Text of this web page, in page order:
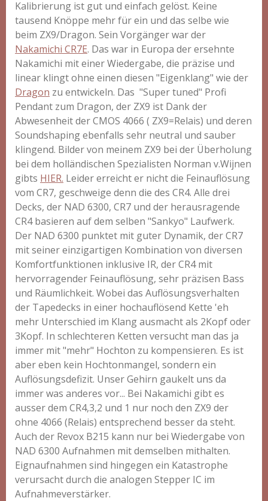
Kalibrierung ist gut und einfach gelöst. Keine
tausend Knöppe mehr für ein und das selbe wie
beim ZX9/Dragon. Sein Vorgänger war der
Nakamichi CR7E. Das war in Europa der ersehnte
Nakamichi mit einer Wiedergabe, die präzise und
linear klingt ohne einen diesen "Eigenklang" wie der
Dragon zu entwickeln. Das "Super tuned" Profi
Pendant zum Dragon, der ZX9 ist Dank der
Abwesenheit der CMOS 4066 ( ZX9=Relais) und deren
Soundshaping ebenfalls sehr neutral und sauber
klingend. Bilder von meinem ZX9 bei der Überholung
bei dem holländischen Spezialisten Norman v.Wijnen
gibts HIER. Leider erreicht er nicht die Feinauflösung
vom CR7, geschweige denn die des CR4. Alle drei
Decks, der NAD 6300, CR7 und der herausragende
CR4 basieren auf dem selben "Sankyo" Laufwerk.
Der NAD 6300 punktet mit guter Dynamik, der CR7
mit seiner einzigartigen Kombination von diversen
Komfortfunktionen inklusive IR, der CR4 mit
hervorragender Feinauflösung, sehr präzisen Bass
und Räumlichkeit. Wobei das Auflösungsverhalten
der Tapedecks in einer hochauflösend Kette 'eh
mehr Unterschied im Klang ausmacht als 2Kopf oder
3Kopf. In schlechteren Ketten versucht man das ja
immer mit "mehr" Hochton zu kompensieren. Es ist
aber eben kein Hochtonmangel, sondern ein
Auflösungsdefizit. Unser Gehirn gaukelt uns da
immer was anderes vor... Bei Nakamichi gibt es
ausser dem CR4,3,2 und 1 nur noch den ZX9 der
ohne 4066 (Relais) entsprechend besser da steht.
Auch der Revox B215 kann nur bei Wiedergabe von
NAD 6300 Aufnahmen mit demselben mithalten.
Eignaufnahmen sind hingegen ein Katastrophe
verursacht durch die analogen Stepper IC im
Aufnahmeverstärker.